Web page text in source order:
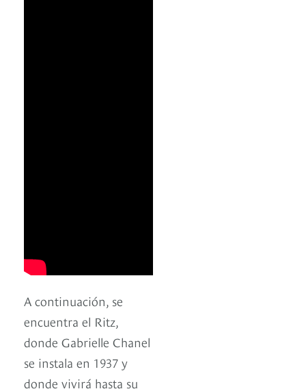
A continuación, se
encuentra el Ritz,
donde Gabrielle Chanel
se instala en 1937 y
donde vivirá hasta su